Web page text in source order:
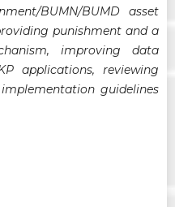
BUMN/BUMD asset
punishment and a
improving data
applications, reviewing
guidelines